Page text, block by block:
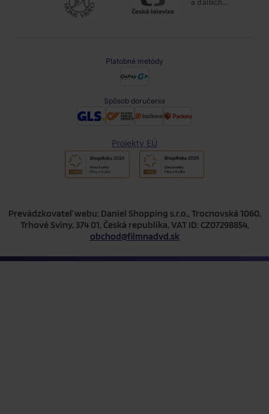
a ďalších...
Platobné metódy
Spôsob doručenia
Projekty EÚ
Prevádzkovateľ webu: Daniel Shopping s.r.o., Trocnovská 1060,
Trhové Sviny, 374 01, Česká republika, VAT ID: CZ07298854,
obchod@filmnadvd.sk